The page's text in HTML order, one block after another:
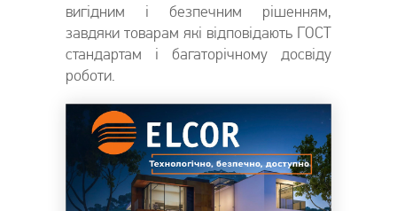
вигідним і безпечним рішенням,
завдяки товарам які відповідають ГОСТ
стандартам і багаторічному досвіду
роботи.